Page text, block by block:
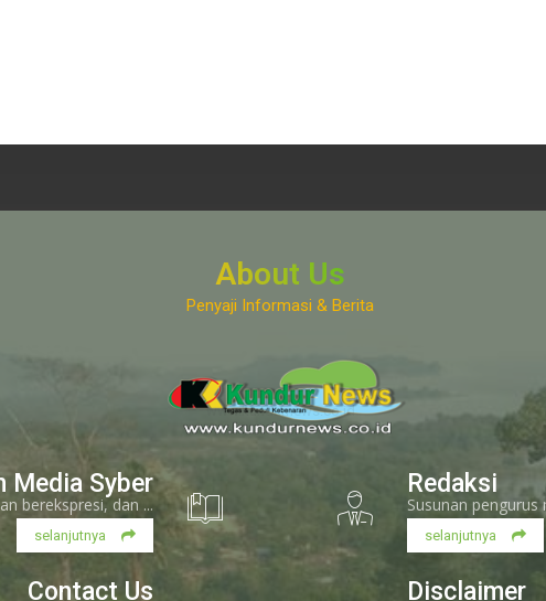
About Us
Penyaji Informasi & Berita
www.kundurnews.co.id
Media Syber
berekspresi, dan ...
selanjutnya
Contact Us
Redaksi
Susunan
selanjutnya
Disclaimer